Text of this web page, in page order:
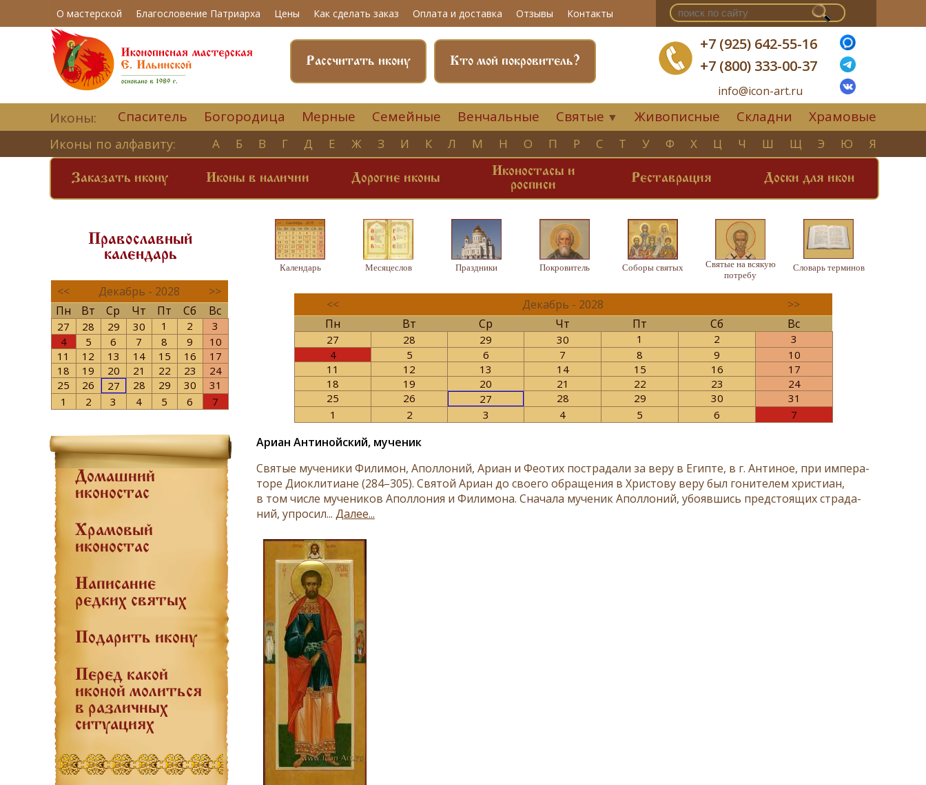
О мастерской Благословение Патриарха Цены Как сделать заказ Оплата и доставка Отзывы Контакты
+7 (925) 642-55-16
+7 (800) 333-00-37
info@icon-art.ru
Кто мой покровитель?
Рассчитать икону
Иконы: Спаситель Богородица Мерные Семейные Венчальные Святые ▼ Живописные Складни Храмовые
Иконы по алфавиту: А Б В Г Д Е Ж З И К Л М Н О П Р С Т У Ф Х Ц Ч Ш Щ Э Ю Я
Заказать икону Иконы в наличии Дорогие иконы
Иконостасы и
росписи
Реставрация Доски для икон
Православный
календарь
<< Декабрь - 2028
>>
Пн
Вт Ср Чт Пт Сб Вс
27 28 29 30 1 2
3
4
5 6 7 8 9
10
11
12 13 14 15 16
17
18
19 20 21 22 23
24
25
26 27 28 29 30
31
1
2 3 4 5 6 7
Домашний
иконостас
Храмовый
иконостас
Написание
редких святых
Подарить икону
Перед какой
иконой молиться
в различных
ситуациях
Календарь Месяцеслов Праздники Покровитель Соборы святых
Святые на всякую
потребу
Словарь терминов
<< Декабрь - 2028
>>
Пн
Вт Ср Чт Пт Сб Вс
27 28 29 30 1 2
3
4
5 6 7 8 9
10
11
12 13 14 15 16
17
18
19 20 21 22 23
24
25
26 27 28 29 30
31
1
2 3 4 5 6 7
Ариан Антинойский, мученик
Свя­тые му­че­ни­ки Фили­мон, Апол­ло­ний, Ари­ан и Фе­о­тих по­стра­да­ли за ве­ру в Егип­те, в г. Ан­ти­ное, при им­пе­ра­
то­ре Дио­кли­ти­ане (284–305). Свя­той Ари­ан до сво­е­го об­ра­ще­ния в Хри­сто­ву ве­ру был го­ни­те­лем хри­сти­ан,
в том чис­ле му­че­ни­ков Апол­ло­ния и Фили­мо­на. Сна­ча­ла му­че­ник Апол­ло­ний, убо­яв­шись пред­сто­я­щих стра­да­
ний, упро­сил... Далее...